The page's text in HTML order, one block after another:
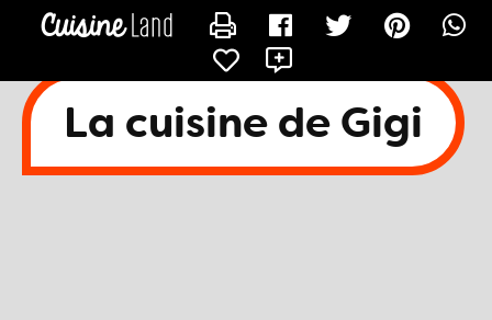
La cuisine de Gigi
CONTACTER EMANDINE07